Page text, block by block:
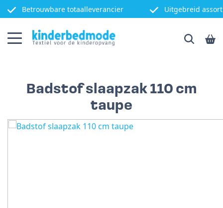
Betrouwbare totaalleverancier Uitgebreid
Badstof slaapzak 110 cm
taupe